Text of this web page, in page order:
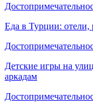
Еда в Турции: отели,
Детские игры на
аркадам